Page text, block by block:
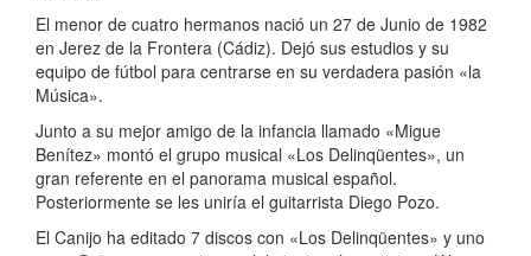
El menor de cuatro hermanos nació un 27 de Junio de 1982
en Jerez de la Frontera (Cádiz). Dejó sus estudios y su
equipo de fútbol para centrarse en su verdadera pasión «la
Música».
Junto a su mejor amigo de la infancia llamado «Migue
Benítez» montó el grupo musical «Los Delinqüentes», un
gran referente en el panorama musical español.
Posteriormente se les uniría el guitarrista Diego Pozo.
El Canijo ha editado 7 discos con «Los Delinqüentes» y uno